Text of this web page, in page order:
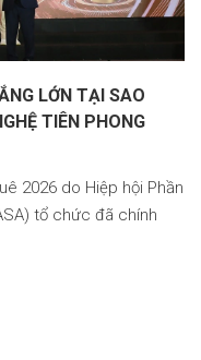
LỚN TẠI SAO
TIÊN PHONG
2026 do Hiệp hội Phần
tổ chức đã chính